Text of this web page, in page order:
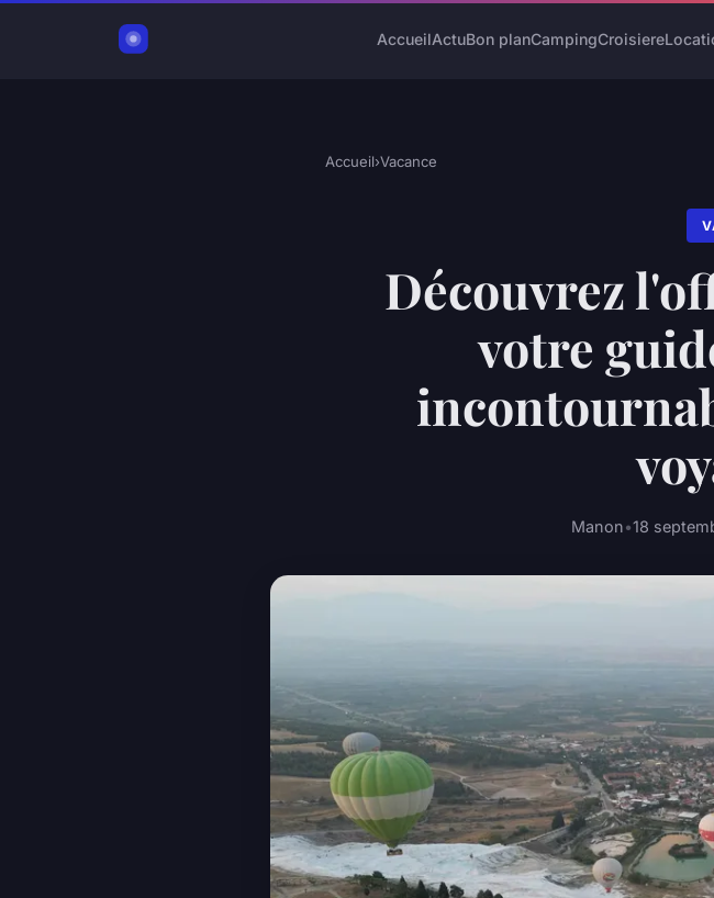
AccueilActuBon planCampingCroisiere
Accueil›Vacance
Découvrez
votre
Manon•18